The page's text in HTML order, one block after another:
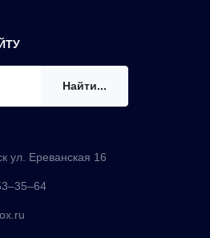
Найти...
ул. Ереванская 16